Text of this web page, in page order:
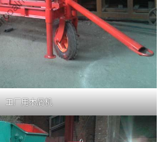
工厂用木屑机